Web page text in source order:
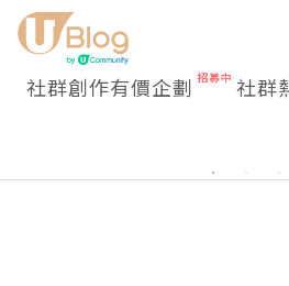
社群創作有價企劃 社群